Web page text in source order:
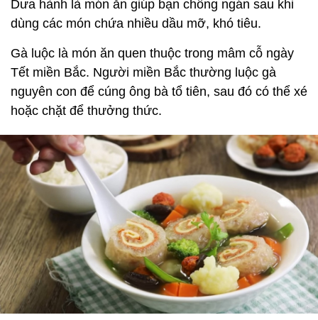
Dưa hành là món ăn giúp bạn chống ngán sau khi
dùng các món chứa nhiều dầu mỡ, khó tiêu.
Gà luộc là món ăn quen thuộc trong mâm cỗ ngày
Tết miền Bắc. Người miền Bắc thường luộc gà
nguyên con để cúng ông bà tổ tiên, sau đó có thể xé
hoặc chặt để thưởng thức.